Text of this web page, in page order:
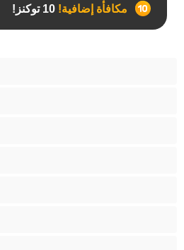
مكافأة إضافية!